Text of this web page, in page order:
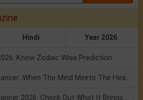
Hindi Year 2026
Know Zodiac Wise Prediction